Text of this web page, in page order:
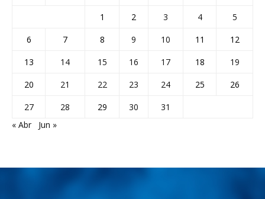
1 2 3 4
5
6
7 8 9 10 11
12
13
14 15 16 17 18
19
20
21 22 23 24 25
26
27
28 29 30
31
« Abr
Jun »